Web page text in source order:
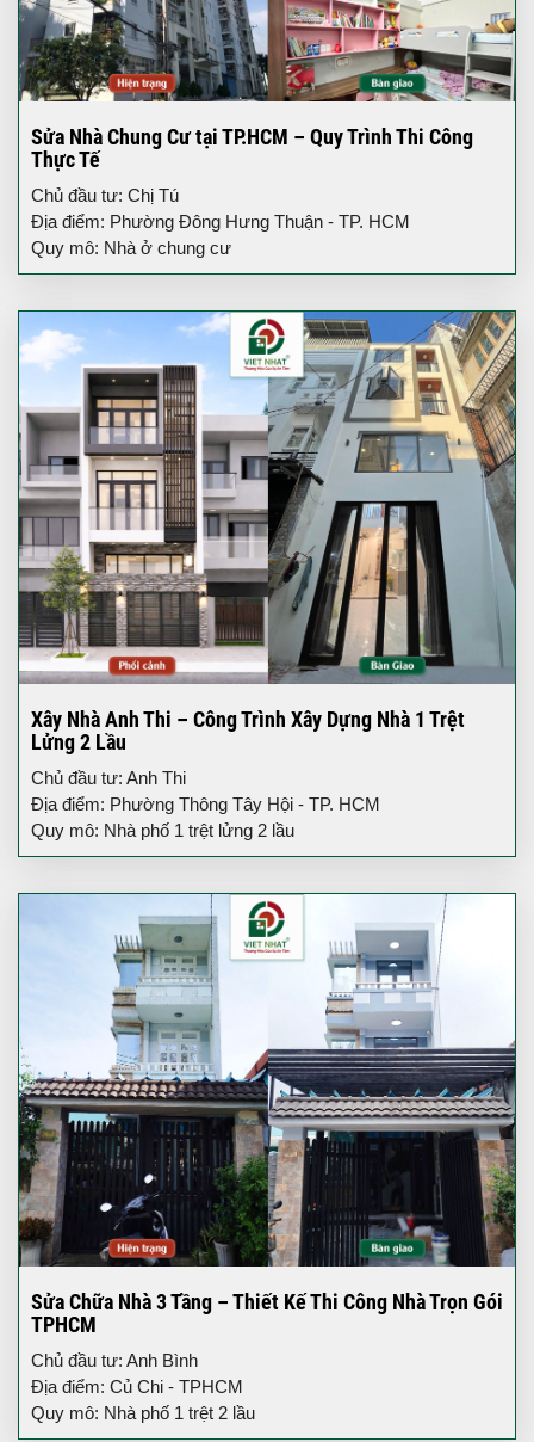
Sửa Nhà Chung Cư tại TP.HCM – Quy Trình Thi Công
Thực Tế
Chủ đầu tư: Chị Tú
Địa điểm: Phường Đông Hưng Thuận - TP. HCM
Quy mô: Nhà ở chung cư
Xây Nhà Anh Thi – Công Trình Xây Dựng Nhà 1 Trệt
Lửng 2 Lầu
Chủ đầu tư: Anh Thi
Địa điểm: Phường Thông Tây Hội - TP. HCM
Quy mô: Nhà phố 1 trệt lửng 2 lầu
Sửa Chữa Nhà 3 Tầng – Thiết Kế Thi Công Nhà Trọn Gói
TPHCM
Chủ đầu tư: Anh Bình
Địa điểm: Củ Chi - TPHCM
Quy mô: Nhà phố 1 trệt 2 lầu